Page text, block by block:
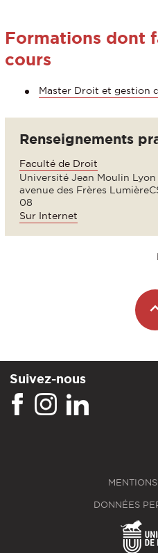
Formations dont
cours
Master Droit et gestion
Renseignements
Faculté de Droit
Université Jean Moulin
avenue des Frères
08
Sur Internet
Suivez-nous
DONNÉES